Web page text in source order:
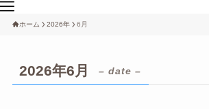
ホーム 2026年 6月
2026年6月 – date –